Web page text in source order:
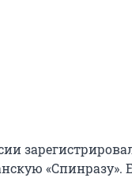
«Спинразу».